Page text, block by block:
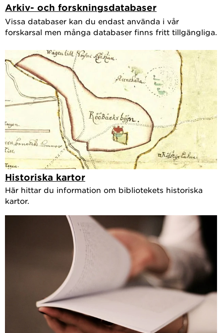
Arkiv- och forskningsdatabaser
Vissa databaser kan du endast använda i vår
forskarsal men många databaser finns fritt tillgängliga.
Historiska kartor
Här hittar du information om bibliotekets historiska
kartor.